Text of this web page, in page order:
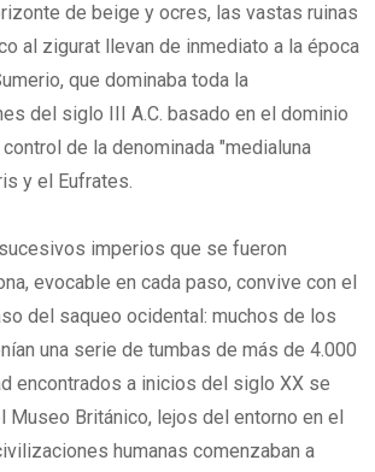
de beige y ocres, las vastas ruinas
al zigurat llevan de inmediato a la época
que dominaba toda la
del siglo III A.C. basado en el dominio
de la denominada "medialuna
y el Eufrates.
imperios que se fueron
evocable en cada paso, convive con el
del saqueo ocidental: muchos de los
una serie de tumbas de más de 4.000
encontrados a inicios del siglo XX se
Museo Británico, lejos del entorno en el
humanas comenzaban a